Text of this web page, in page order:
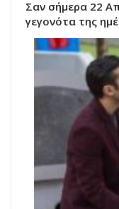
Σαν σήμερα 22
γεγονότα της